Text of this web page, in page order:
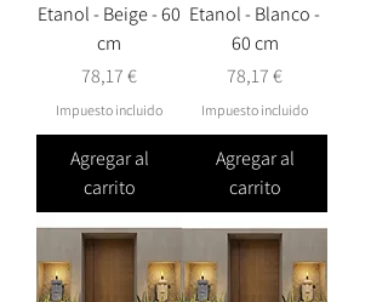
Etanol - Beige - 60
cm
Precio
78,17 €
Impuesto incluido
Agregar al
carrito
Etanol - Blanco -
60 cm
Precio
78,17 €
Impuesto incluido
Agregar al
carrito